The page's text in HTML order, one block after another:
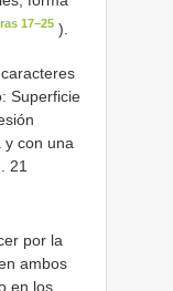
17–25 ).
Superficie
y con una
21
por la
ambos
en los